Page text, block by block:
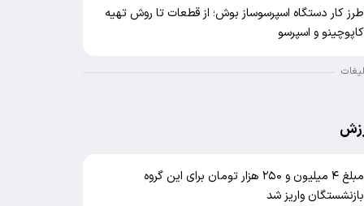
طرز کار دستگاه اسپرسوساز بوش؛ از قطعات تا روش تهیه
کاپوچینو و اسپرسو
مبلغ ۴ میلیون و ۲۵۰ هزار تومان برای این گروه
بازنشستگان واریز شد